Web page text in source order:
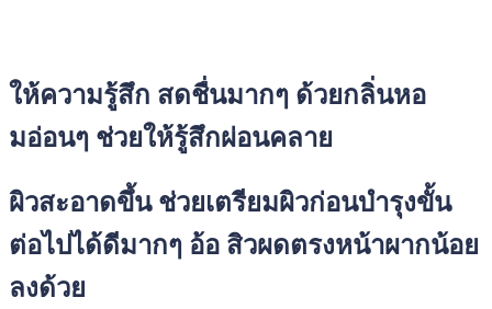
ให้ความรู้สึก สดชื่นมากๆ ด้วยกลิ่นหอ
มอ่อนๆ ช่วยให้รู้สึกผ่อนคลาย
ผิวสะอาดขึ้น ช่วยเตรียมผิวก่อนบำรุงขั้น
ต่อไปได้ดีมากๆ อ้อ สิวผดตรงหน้าผากน้อย
ลงด้วย